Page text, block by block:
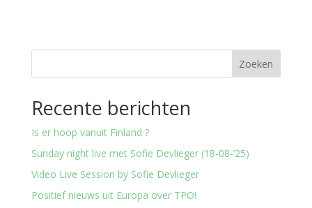
Zoeken
Recente berichten
Is er hoop vanuit Finland ?
Sunday night live met Sofie Devlieger (18-08-’25)
Video Live Session by Sofie Devlieger
Positief nieuws uit Europa over TPO!